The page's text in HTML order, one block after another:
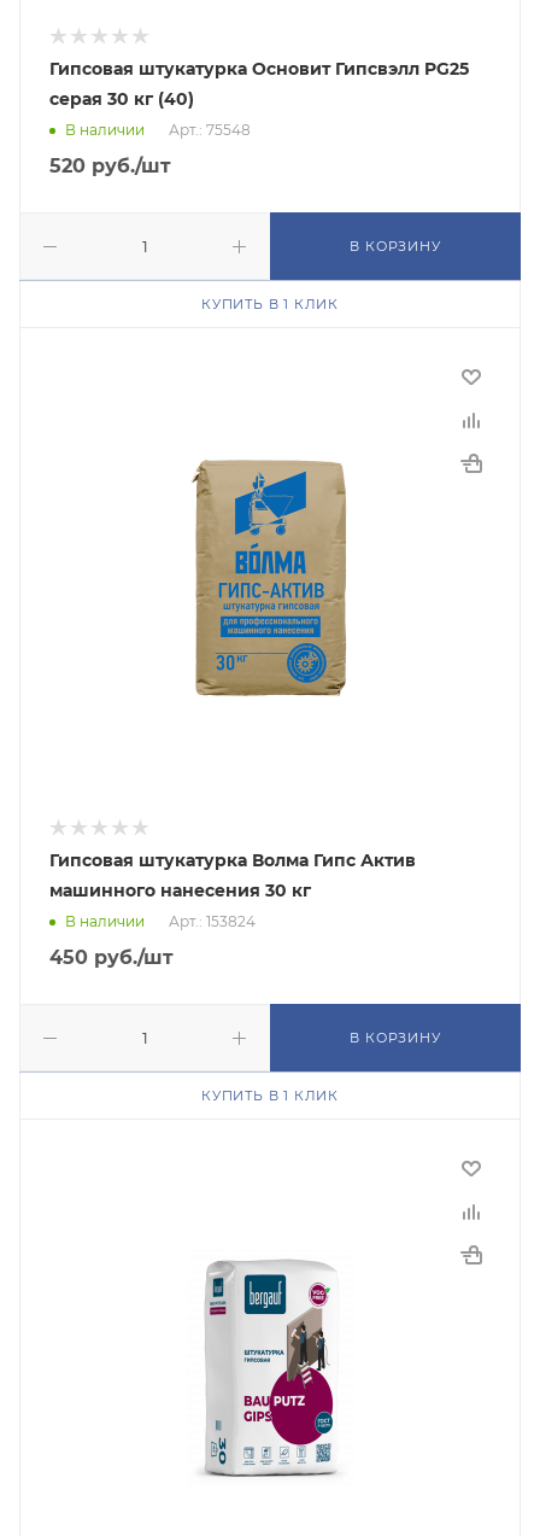
Гипсовая штукатурка Основит Гипсвэлл PG25
серая 30 кг (40)
В наличии Арт.: 75548
520 руб./шт
В КОРЗИНУ
КУПИТЬ В 1 КЛИК
Гипсовая штукатурка Волма Гипс Актив
машинного нанесения 30 кг
В наличии Арт.: 153824
450 руб./шт
В КОРЗИНУ
КУПИТЬ В 1 КЛИК